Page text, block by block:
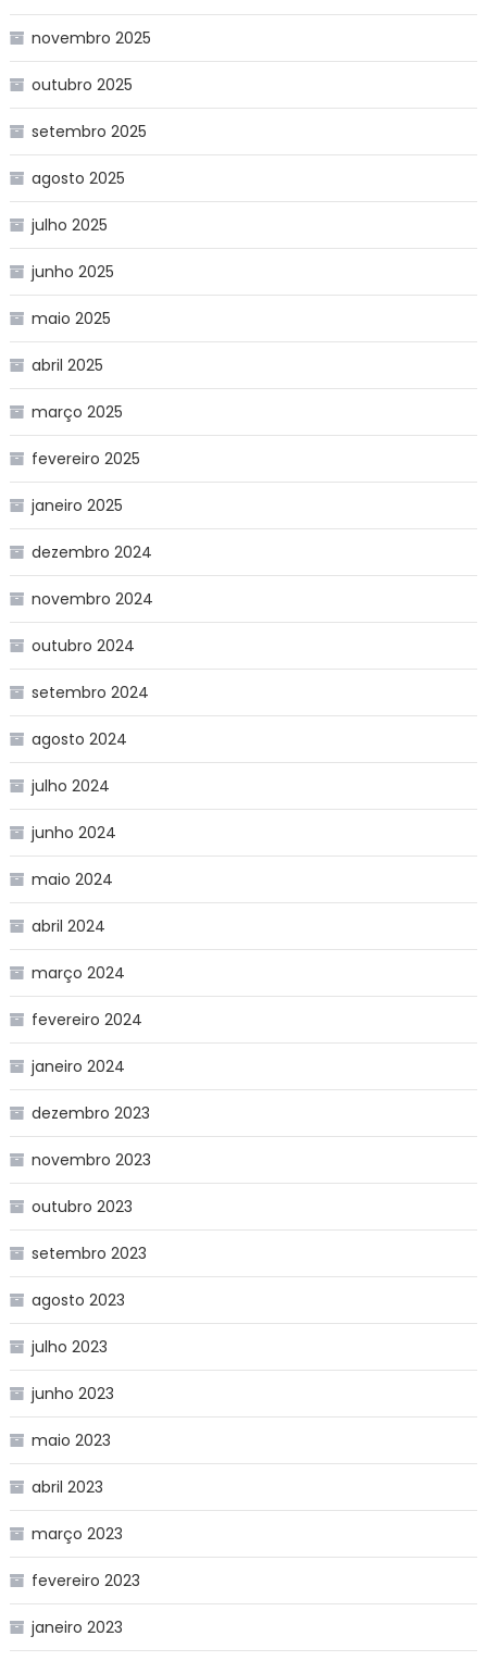
novembro 2025
outubro 2025
setembro 2025
agosto 2025
julho 2025
junho 2025
maio 2025
abril 2025
março 2025
fevereiro 2025
janeiro 2025
dezembro 2024
novembro 2024
outubro 2024
setembro 2024
agosto 2024
julho 2024
junho 2024
maio 2024
abril 2024
março 2024
fevereiro 2024
janeiro 2024
dezembro 2023
novembro 2023
outubro 2023
setembro 2023
agosto 2023
julho 2023
junho 2023
maio 2023
abril 2023
março 2023
fevereiro 2023
janeiro 2023